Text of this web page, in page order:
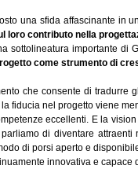
una sfida affascinante in
loro contributo nella
sottolineatura importante di
come strumento di
che consente di
fiducia nel progetto viene
eccellenti. E la
di diventare
di porsi aperto e
innovativa e capace